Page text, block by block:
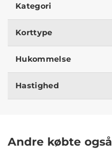
Kategori
Korttype
Hukommelse
Hastighed
Andre købte også